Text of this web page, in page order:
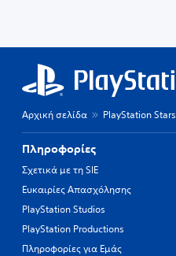
Αρχική σελίδα PlayStation Stars
Πληροφορίες
Σχετικά με τη SIE
Ευκαιρίες Απασχόλησης
PlayStation Studios
PlayStation Productions
Πληροφορίες για Εμάς